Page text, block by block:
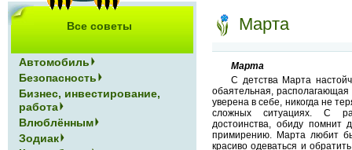
Марта
Марта
С детства Марта
обаятельная,
уверена в себе, никогда не
сложных ситуациях. С
достоинства, обиду помнит
примирению. Марта любит
красиво одеваться и
Все советы
Автомобиль
Безопасность
Бизнес, инвестирование,
работа
Влюблённым
Зодиак